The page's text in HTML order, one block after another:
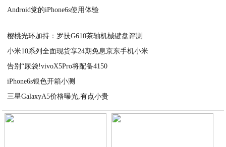
Android党的iPhone6s使用体验
樱桃光环加持：罗技G610茶轴机械键盘评测
小米10系列全面现货享24期免息京东手机小米
告别“尿袋!vivoX5Pro将配备4150
iPhone6s银色开箱小测
三星GalaxyA5价格曝光,有点小贵
2020-09-08